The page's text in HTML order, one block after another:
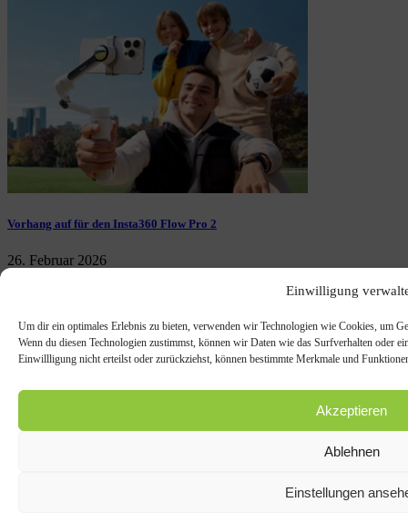
Wenn du diesen Technologien zustimmst, können wir Daten wie das Surfverhalten oder
Einwillligung nicht erteilst oder zurückziehst, können bestimmte Merkmale und
Vorhang auf für den Insta360 Flow Pro 2
26. Februar 2026